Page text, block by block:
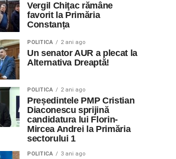
Vergil Chiţac rămâne
favorit la Primăria
Constanța
POLITICA 2 ani ago
Un senator AUR a plecat la
Alternativa Dreaptă!
POLITICA 2 ani ago
Președintele PMP Cristian
Diaconescu sprijină
candidatura lui Florin-
Mircea Andrei la Primăria
sectorului 1
POLITICA 3 ani ago